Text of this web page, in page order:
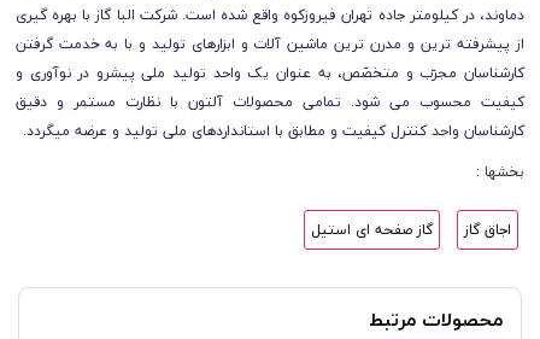
دماوند، در کیلومتر جاده تهران فیروزکوه واقع شده است. شرکت البا گاز با بهره گیری
از پیشرفته ترین و مدرن ترین ماشین آلات و ابزارهای تولید و با به خدمت گرفتن
کارشناسان مجرّب و متخصّص، به عنوان یک واحد تولید ملی پیشرو در نوآوری و
کیفیت محسوب می شود. تمامی محصولات آلتون با نظارت مستمر و دقیق
کارشناسان واحد کنترل کیفیت و مطابق با استانداردهای ملی تولید و عرضه میگردد.
بخشها :
اجاق گاز گاز صفحه ای استیل
محصولات مرتبط